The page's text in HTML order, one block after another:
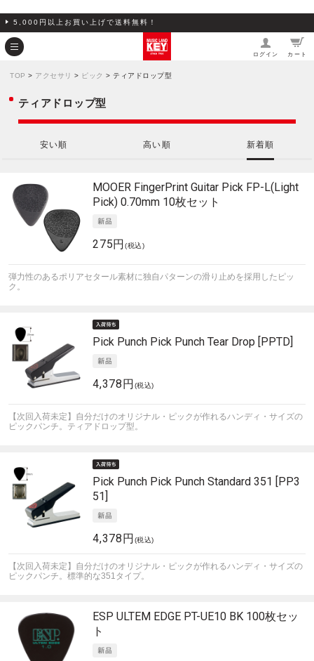
5,000円以上お買い上げで送料無料！
ログイン カート
TOP > アクセサリ > ピック > ティアドロップ型
ティアドロップ型
安い順 高い順 新着順
MOOER FingerPrint Guitar Pick FP-L(Light
Pick) 0.70mm 10枚セット
275円(税込)
弾力性のあるポリアセタール素材に独自パターンの滑り止めを採用したピッ
ク。
Pick Punch Pick Punch Tear Drop [PPTD]
4,378円 (税込)
【次回入荷未定】自分だけのオリジナル・ピックが作れるハンディ・サイズの
ピックパンチ。ティアドロップ型。
Pick Punch Pick Punch Standard 351 [PP3
51]
4,378円 (税込)
【次回入荷未定】自分だけのオリジナル・ピックが作れるハンディ・サイズの
ピックパンチ。標準的な351タイプ。
ESP ULTEM EDGE PT-UE10 BK 100枚セッ
ト